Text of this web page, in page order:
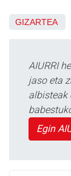
GIZARTEA
AIURRI
jaso eta
albisteak
Egin